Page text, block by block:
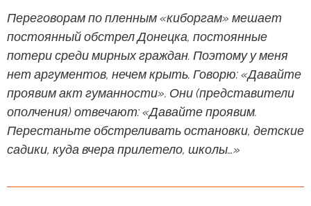
Переговорам по пленным «киборгам» мешает
постоянный обстрел Донецка, постоянные
потери среди мирных граждан. Поэтому у меня
нет аргументов, нечем крыть. Говорю: «Давайте
проявим акт гуманности». Они (представители
ополчения) отвечают: «Давайте проявим.
Перестаньте обстреливать остановки, детские
садики, куда вчера прилетело, школы…»